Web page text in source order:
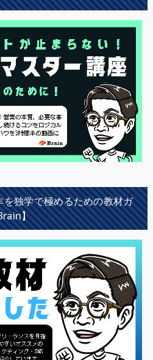
独学で極めるための教材ガ
】